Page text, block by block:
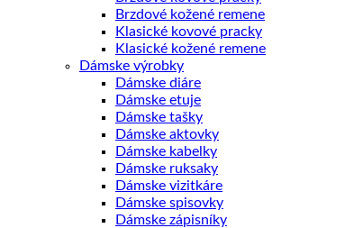
Brzdové kožené remene
Klasické kovové pracky
Klasické kožené remene
Dámske výrobky
Dámske diáre
Dámske etuje
Dámske tašky
Dámske aktovky
Dámske kabelky
Dámske ruksaky
Dámske vizitkáre
Dámske spisovky
Dámske zápisníky